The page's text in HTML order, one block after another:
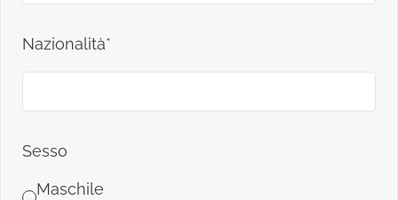
Nazionalità*
Sesso
Maschile